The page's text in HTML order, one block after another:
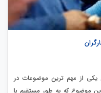
یکی از مهم ترین موضوعات در
موضوع که به طور مستقیم با